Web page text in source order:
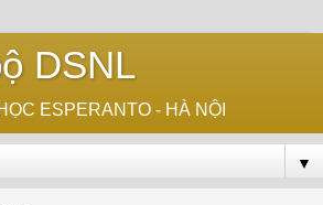
DSNL
ESPERANTO - HÀ NỘI
▼